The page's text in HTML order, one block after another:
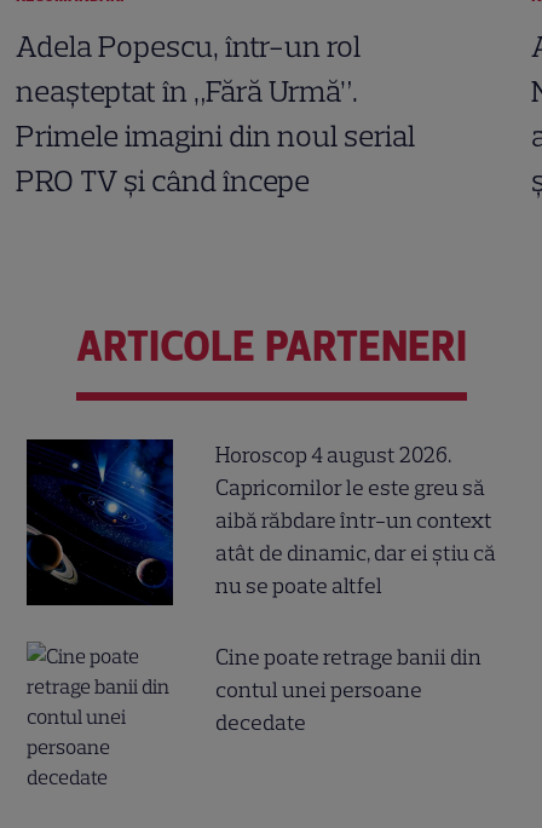
Adela Popescu, într-un rol
neașteptat în „Fără Urmă”.
Primele imagini din noul serial
PRO TV și când începe
ARTICOLE PARTENERI
Horoscop 4 august 2026.
Capricornilor le este greu să
aibă răbdare într-un context
atât de dinamic, dar ei știu că
nu se poate altfel
Cine poate retrage banii din
contul unei persoane
decedate